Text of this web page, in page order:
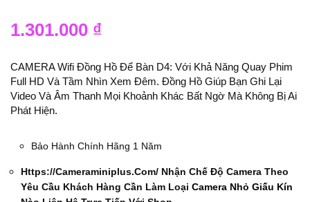
1.301.000 ₫
CAMERA Wifi Đồng Hồ Để Bàn D4: Với Khả Năng Quay Phim
Full HD Và Tầm Nhìn Xem Đêm. Đồng Hồ Giúp Bạn Ghi Lại
Video Và Âm Thanh Mọi Khoảnh Khác Bất Ngờ Mà Không Bị Ai
Phát Hiện.
Bảo Hành Chính Hãng 1 Năm
Https://cameraminiplus.com/ Nhận Chế Độ Camera Theo
Yêu Cầu Khách Hàng Cần Làm Loại Camera Nhỏ Giấu Kín